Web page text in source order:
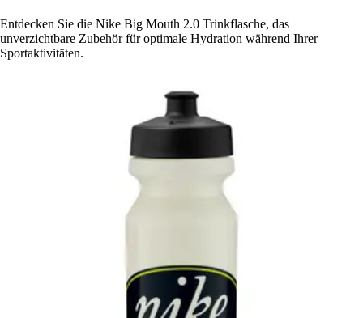
Entdecken Sie die Nike Big Mouth 2.0 Trinkflasche, das
unverzichtbare Zubehör für optimale Hydration während Ihrer
Sportaktivitäten.